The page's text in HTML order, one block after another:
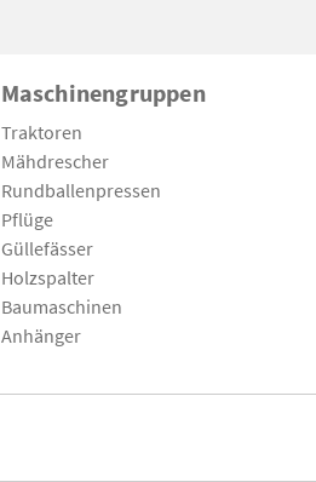
Maschinengruppen
Traktoren
Mähdrescher
Rundballenpressen
Pflüge
Güllefässer
Holzspalter
Baumaschinen
Anhänger